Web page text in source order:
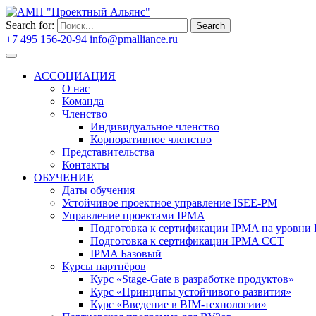
Search for: Search
+7 495 156-20-94 info@pmalliance.ru
АССОЦИАЦИЯ
О нас
Команда
Членство
Индивидуальное членство
Корпоративное членство
Представительства
Контакты
ОБУЧЕНИЕ
Даты обучения
Устойчивое проектное управление ISEE-PM
Управление проектами IPMA
Подготовка к сертификации IPMA на уровни
Подготовка к сертификации IPMA CCT
IPMA Базовый
Курсы партнёров
Курс «Stage-Gate в разработке продуктов»
Курс «Принципы устойчивого развития»
Курс «Введение в BIM-технологии»